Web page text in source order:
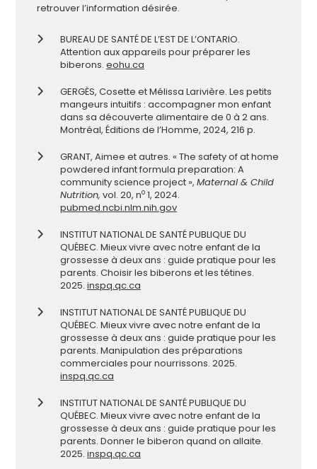
retrouver l’information désirée.
BUREAU DE SANTÉ DE L’EST DE L’ONTARIO.
Attention aux appareils pour préparer les
biberons. eohu.ca
GERGÈS, Cosette et Mélissa Larivière. Les petits
mangeurs intuitifs : accompagner mon enfant
dans sa découverte alimentaire de 0 à 2 ans.
Montréal, Éditions de l’Homme, 2024, 216 p.
GRANT, Aimee et autres. « The safety of at home
powdered infant formula preparation: A
community science project », Maternal & Child
Nutrition, vol. 20, no 1, 2024.
pubmed.ncbi.nlm.nih.gov
INSTITUT NATIONAL DE SANTÉ PUBLIQUE DU
QUÉBEC. Mieux vivre avec notre enfant de la
grossesse à deux ans : guide pratique pour les
parents. Choisir les biberons et les tétines.
2025. inspq.qc.ca
INSTITUT NATIONAL DE SANTÉ PUBLIQUE DU
QUÉBEC. Mieux vivre avec notre enfant de la
grossesse à deux ans : guide pratique pour les
parents. Manipulation des préparations
commerciales pour nourrissons. 2025.
inspq.qc.ca
INSTITUT NATIONAL DE SANTÉ PUBLIQUE DU
QUÉBEC. Mieux vivre avec notre enfant de la
grossesse à deux ans : guide pratique pour les
parents. Donner le biberon quand on allaite.
2025. inspq.qc.ca